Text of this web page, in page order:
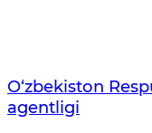
O‘zbеkistоn
agentligi